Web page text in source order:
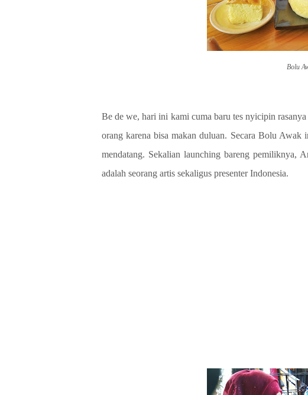
Bolu
Be de we, hari ini kami cuma baru tes nyicipin
orang karena bisa makan duluan. Secara Bolu
mendatang. Sekalian launching bareng pemiliknya,
adalah seorang artis sekaligus presenter Indonesia.